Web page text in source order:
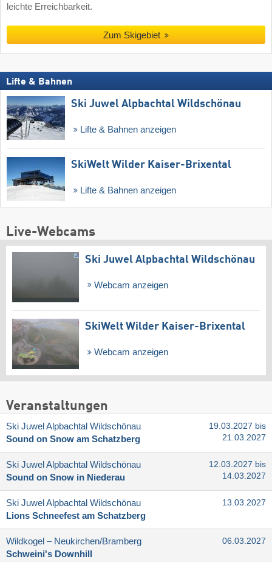
leichte Erreichbarkeit.
Zum Skigebiet
Lifte & Bahnen
Ski Juwel Alpbachtal Wildschönau
Lifte & Bahnen anzeigen
SkiWelt Wilder Kaiser-Brixental
Lifte & Bahnen anzeigen
Live-Webcams
Ski Juwel Alpbachtal Wildschönau
Webcam anzeigen
SkiWelt Wilder Kaiser-Brixental
Webcam anzeigen
Veranstaltungen
Ski Juwel Alpbachtal Wildschönau
Sound on Snow am Schatzberg
19.03.2027 bis
21.03.2027
Ski Juwel Alpbachtal Wildschönau
Sound on Snow in Niederau
12.03.2027 bis
14.03.2027
Ski Juwel Alpbachtal Wildschönau
Lions Schneefest am Schatzberg
13.03.2027
Wildkogel – Neukirchen/​Bramberg
Schweini's Downhill
06.03.2027